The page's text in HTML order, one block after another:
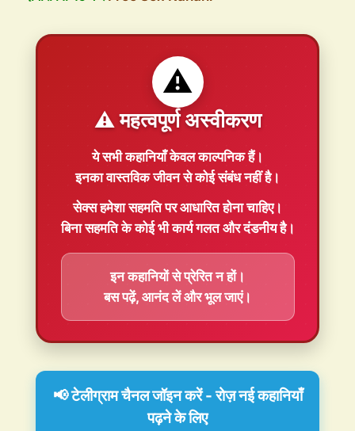
⚠️
⚠️ महत्वपूर्ण अस्वीकरण
ये सभी कहानियाँकेवल काल्पनिकहैं।
इनका वास्तविक जीवन से कोई संबंध नहीं है।
सेक्स हमेशासहमतिपर आधारित होना चाहिए।
बिना सहमति के कोई भी कार्य गलत और दंडनीय है।
इन कहानियों से प्रेरित न हों।
बस पढ़ें, आनंद लें और भूल जाएं।
📢 टेलीग्राम चैनल जॉइन करें - रोज़ नई कहानियाँ
पढ़ने के लिए